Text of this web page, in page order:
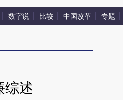
数字说 比较 中国改革 专题
综述